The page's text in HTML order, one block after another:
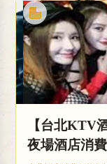
【台北KTV
夜場酒店消